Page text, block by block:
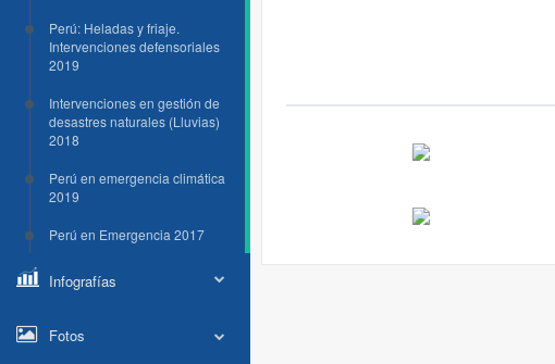
Perú: Heladas y friaje.
Intervenciones defensoriales
2019
Intervenciones en gestión de
desastres naturales (Lluvias)
2018
Perú en emergencia climática
2019
Perú en Emergencia 2017
Infografías
Fotos